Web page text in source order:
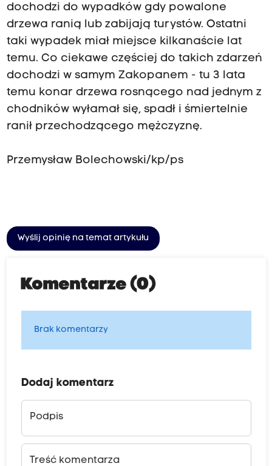
dochodzi do wypadków gdy powalone
drzewa ranią lub zabijają turystów. Ostatni
taki wypadek miał miejsce kilkanaście lat
temu. Co ciekawe częściej do takich zdarzeń
dochodzi w samym Zakopanem - tu 3 lata
temu konar drzewa rosnącego nad jednym z
chodników wyłamał się, spadł i śmiertelnie
ranił przechodzącego mężczyznę.
Przemysław Bolechowski/kp/ps
Wyślij opinię na temat artykułu
Komentarze (0)
Brak komentarzy
Dodaj komentarz
Podpis
Treść komentarza